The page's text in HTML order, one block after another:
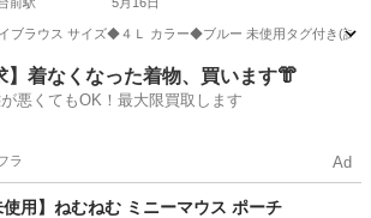
ブラウス サイズ◆４Ｌ カラー◆ブルー 未使用タグ付き(試
相武台前駅 ブラウス セレモニー
】着なくなった着物、買います👘
悪くてもOK！最大限買取します
ラ Ad
使用】ねむねむ ミニーマウス ポーチ